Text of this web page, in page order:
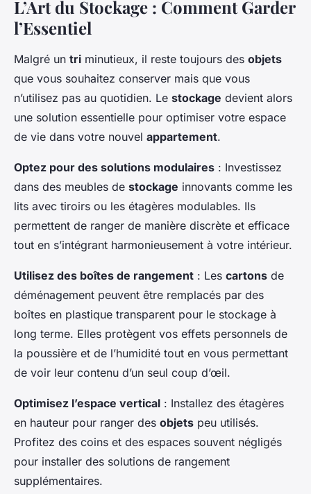
L’Art du Stockage : Comment Garder
l’Essentiel
Malgré un tri minutieux, il reste toujours des objets
que vous souhaitez conserver mais que vous
n’utilisez pas au quotidien. Le stockage devient alors
une solution essentielle pour optimiser votre espace
de vie dans votre nouvel appartement.
Optez pour des solutions modulaires : Investissez
dans des meubles de stockage innovants comme les
lits avec tiroirs ou les étagères modulables. Ils
permettent de ranger de manière discrète et efficace
tout en s’intégrant harmonieusement à votre intérieur.
Utilisez des boîtes de rangement : Les cartons de
déménagement peuvent être remplacés par des
boîtes en plastique transparent pour le stockage à
long terme. Elles protègent vos effets personnels de
la poussière et de l’humidité tout en vous permettant
de voir leur contenu d’un seul coup d’œil.
Optimisez l’espace vertical : Installez des étagères
en hauteur pour ranger des objets peu utilisés.
Profitez des coins et des espaces souvent négligés
pour installer des solutions de rangement
supplémentaires.